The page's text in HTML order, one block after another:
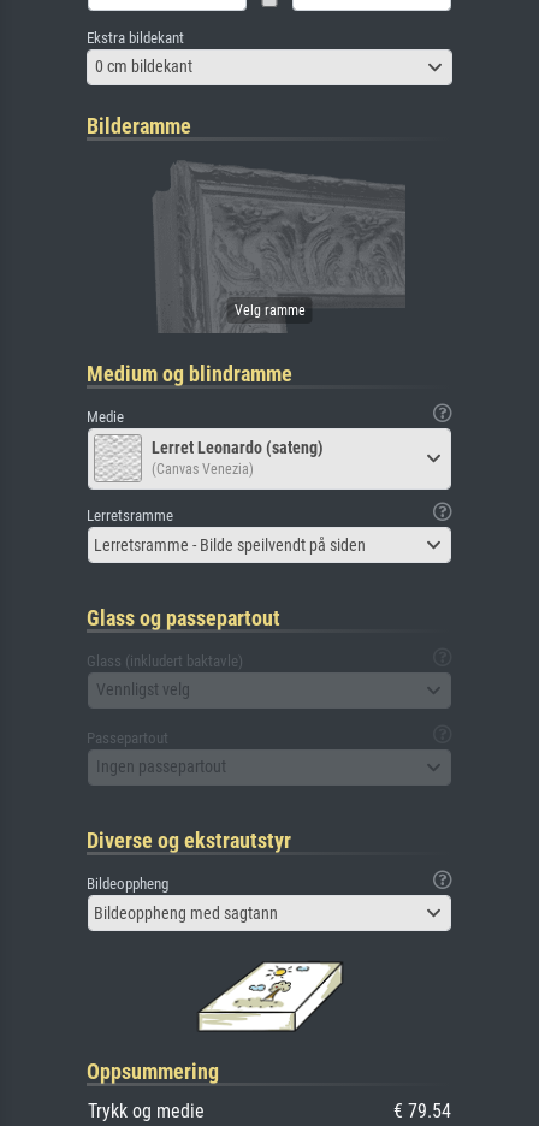
Ekstra bildekant
0 cm bildekant
Bilderamme
Medium og blindramme
Medie
Lerret Leonardo (sateng)
(Canvas Venezia)
Lerretsramme
Lerretsramme - Bilde speilvendt på siden
Glass og passepartout
Glass (inkludert baktavle)
Vennligst velg
Passepartout
Ingen passepartout
Diverse og ekstrautstyr
Bildeoppheng
Bildeoppheng med sagtann
Oppsummering
Trykk og medie
€ 79.54